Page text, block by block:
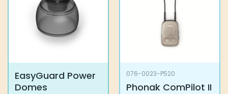
valinnat
tuotteen
EasyGuard Power
Domes
076-0023-P520
Phonak ComPilot II